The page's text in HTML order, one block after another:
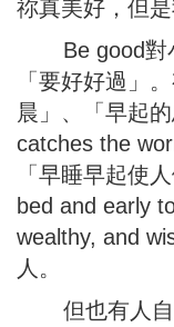
祢真美好，但
Be good對小
「要好好過」
晨」、「早起
catches the
「早睡早起使
bed and early
wealthy, and
人。
但也有人自